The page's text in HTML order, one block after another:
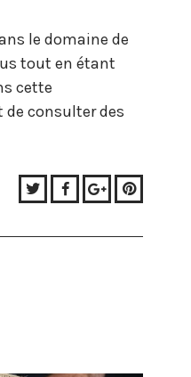
le domaine de
tout en étant
cette
de consulter des
TwitterFacebook
Google+Pinterest